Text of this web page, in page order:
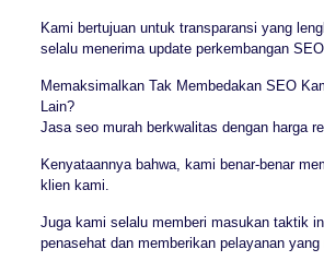
Kami bertujuan untuk transparansi yang
selalu menerima update perkembangan SEO
Memaksimalkan Tak Membedakan SEO
Lain?
Jasa seo murah berkwalitas dengan harga
Kenyataannya bahwa, kami benar-benar
klien kami.
Juga kami selalu memberi masukan taktik
penasehat dan memberikan pelayanan yang